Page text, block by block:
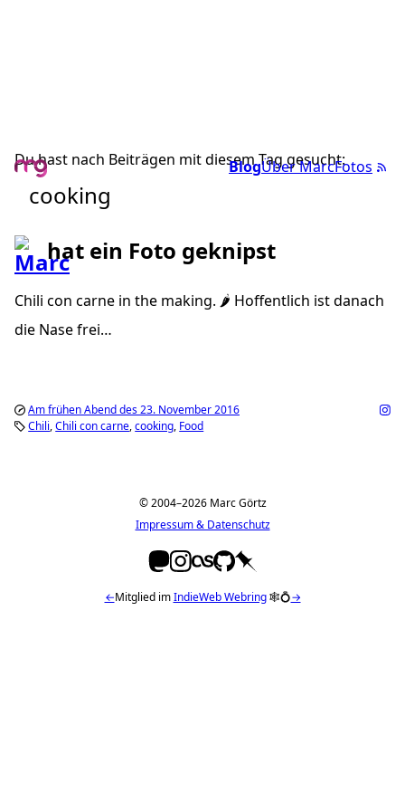
BlogÜber MarcFotos
Du hast nach Beiträgen mit diesem Tag gesucht:
cooking
hat ein Foto geknipst
Chili con carne in the making. 🌶 Hoffentlich ist danach
die Nase frei…
Am frühen Abend des 23. November 2016
Chili Chili con carne cooking Food
© 2004–2026 Marc Görtz
Impressum & Datenschutz
←Mitglied imIndieWeb Webring🕸💍→